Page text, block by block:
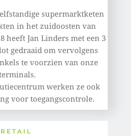
supermarktketen
in het zuidoosten van
heeft Jan Linders met een 3
gedraaid om vervolgens
te voorzien van onze
werken ze ook
voor toegangscontrole.
RETAIL